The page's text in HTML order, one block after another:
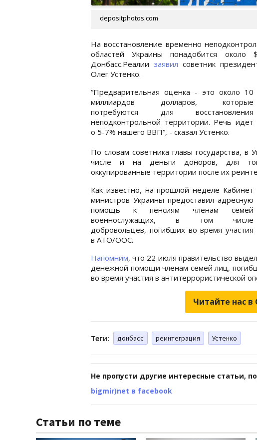
depositphotos.com
На восстановление временно
областей Украины понадобится
Донбасс.Реалии заявил советник
Олег Устенко.
“Предварительная оценка - это около 10
миллиардов долларов, которые
потребуются для восстановления
неподконтрольной территории. Речь идет
о 5-7% нашего ВВП“, - сказал Устенко.
По словам советника главы государства,
числе и на деньги доноров, для
оккупированные территории после их
Как известно, на прошлой неделе Кабинет
министров Украины предоставил адресную
помощь к пенсиям членам семей
военнослужащих, в том числе
добровольцев, погибших во время участия
в АТО/ООС.
Напомним, что 22 июля правительство
денежной помощи членам семей лиц,
во время участия в антитеррористической
Читайте нас в
Теги: донбасс реинтеграция Устенко
Не пропусти другие интересные статьи,
bigmir)net в facebook
Статьи по теме